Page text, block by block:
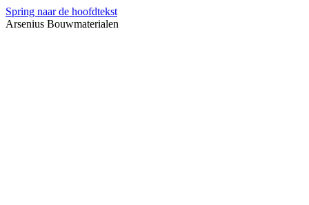
Spring naar de hoofdtekst
Arsenius Bouwmaterialen